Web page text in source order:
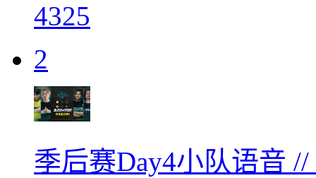
4325
2
季后赛Day4小队语音